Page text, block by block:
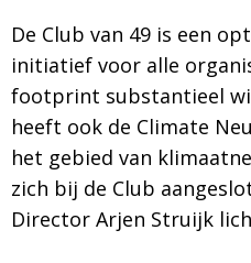
De Club van 49 is een
initiatief voor alle
footprint substantieel
heeft ook de Climate
het gebied van
zich bij de Club
Director Arjen Struijk